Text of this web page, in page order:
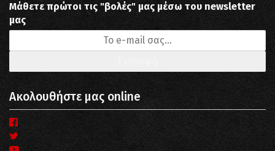
Μάθετε πρώτοι τις "βολές" μας μέσω του newsletter
μας
Ακολουθήστε μας online